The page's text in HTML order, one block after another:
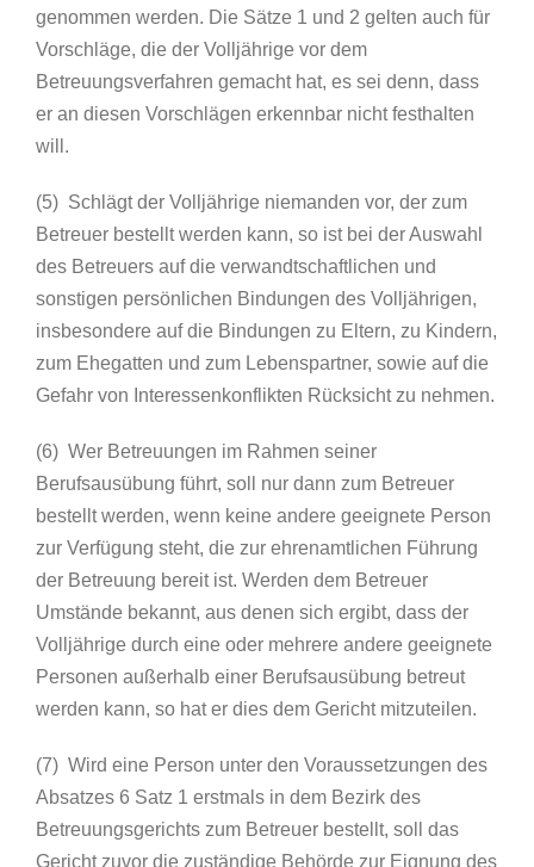
genommen werden. Die Sätze 1 und 2 gelten auch für
Vorschläge, die der Volljährige vor dem
Betreuungsverfahren gemacht hat, es sei denn, dass
er an diesen Vorschlägen erkennbar nicht festhalten
will.
(5) Schlägt der Volljährige niemanden vor, der zum
Betreuer bestellt werden kann, so ist bei der Auswahl
des Betreuers auf die verwandtschaftlichen und
sonstigen persönlichen Bindungen des Volljährigen,
insbesondere auf die Bindungen zu Eltern, zu Kindern,
zum Ehegatten und zum Lebenspartner, sowie auf die
Gefahr von Interessenkonflikten Rücksicht zu nehmen.
(6) Wer Betreuungen im Rahmen seiner
Berufsausübung führt, soll nur dann zum Betreuer
bestellt werden, wenn keine andere geeignete Person
zur Verfügung steht, die zur ehrenamtlichen Führung
der Betreuung bereit ist. Werden dem Betreuer
Umstände bekannt, aus denen sich ergibt, dass der
Volljährige durch eine oder mehrere andere geeignete
Personen außerhalb einer Berufsausübung betreut
werden kann, so hat er dies dem Gericht mitzuteilen.
(7) Wird eine Person unter den Voraussetzungen des
Absatzes 6 Satz 1 erstmals in dem Bezirk des
Betreuungsgerichts zum Betreuer bestellt, soll das
Gericht zuvor die zuständige Behörde zur Eignung des